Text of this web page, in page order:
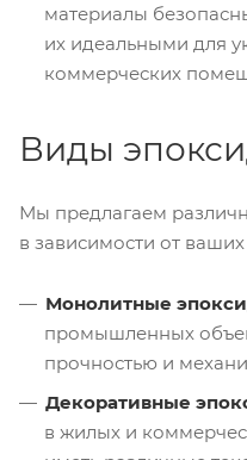
материалы
их идеальными для
коммерческих
Виды
Мы предлагаем
в зависимости от
Монолитные
промышленных
прочностью и
Декоративные
в жилых и